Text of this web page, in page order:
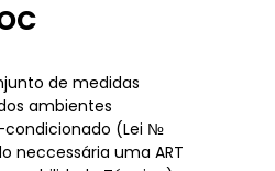
de medidas
ambientes
condicionado (Lei №
neccessária uma ART